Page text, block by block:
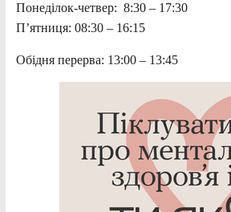
Понеділок-четвер: 8:30 – 17:30
П’ятниця: 08:30 – 16:15
Обідня перерва: 13:00 – 13:45